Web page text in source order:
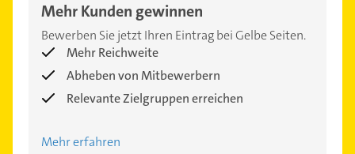
Mehr Kunden gewinnen
Bewerben Sie jetzt Ihren Eintrag bei Gelbe Seiten.
Mehr Reichweite
Abheben von Mitbewerbern
Relevante Zielgruppen erreichen
Mehr erfahren